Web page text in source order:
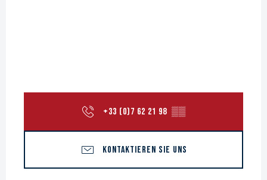
+33 (0)7 62 21 98 ▒▒
KONTAKTIEREN SIE UNS